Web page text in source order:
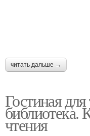
читать дальше →
Гостиная
библиотека.
чтения